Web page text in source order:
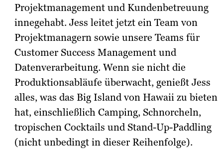
Projektmanagement und Kundenbetreuung
innegehabt. Jess leitet jetzt ein Team von
Projektmanagern sowie unsere Teams für
Customer Success Management und
Datenverarbeitung. Wenn sie nicht die
Produktionsabläufe überwacht, genießt Jess
alles, was das Big Island von Hawaii zu bieten
hat, einschließlich Camping, Schnorcheln,
tropischen Cocktails und Stand-Up-Paddling
(nicht unbedingt in dieser Reihenfolge).